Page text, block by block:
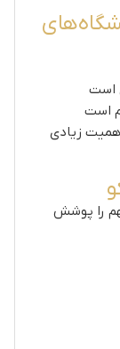
زیادی
را پوشش